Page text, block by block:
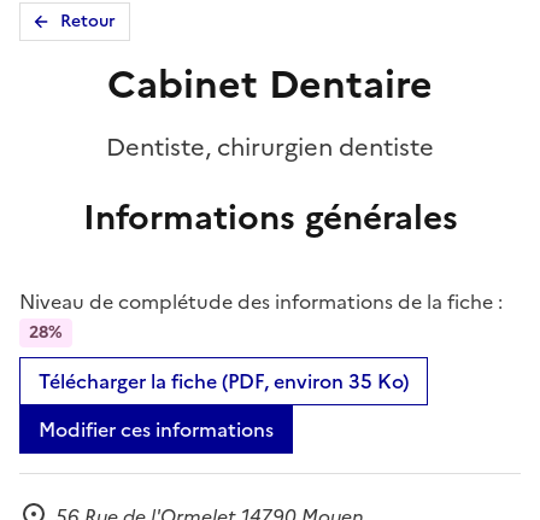
Retour
Cabinet Dentaire
Dentiste, chirurgien dentiste
Informations générales
Niveau de complétude des informations de la fiche :
28%
Télécharger la fiche (PDF, environ 35 Ko)
Modifier ces informations